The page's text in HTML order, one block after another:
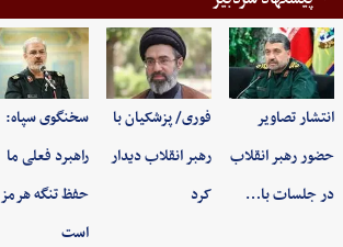
انتشار تصاویر
حضور رهبر انقلاب
در جلسات با…
فوری/ پزشکیان با
رهبر انقلاب دیدار
کرد
سخنگوی سپاه:
راهبرد فعلی ما
حفظ تنگه هرمز
است